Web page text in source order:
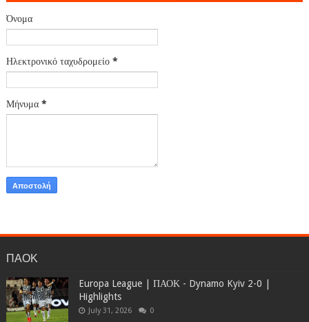
Όνομα
Ηλεκτρονικό ταχυδρομείο *
Μήνυμα *
ΠΑΟΚ
Europa League | ΠΑΟΚ - Dynamo Kyiv 2-0 |
Highlights
July 31, 2026 0